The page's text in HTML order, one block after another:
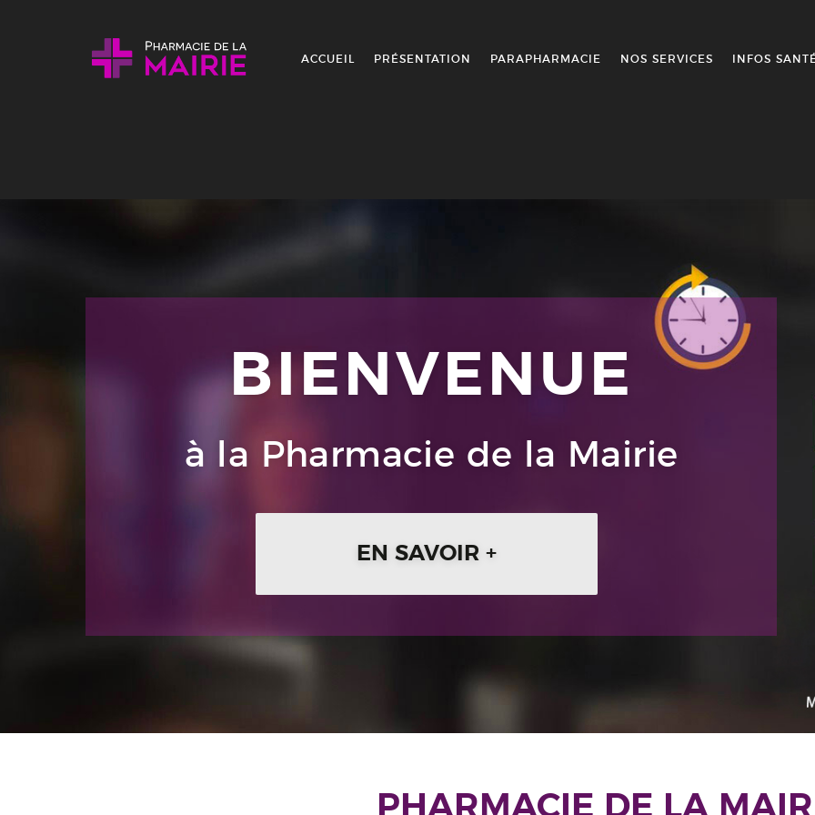
ACCUEIL PRÉSENTATION PARAPHARMACIE NOS SERVICES INFOS
BIENVENUE
à la Pharmacie de la Mairie
EN SAVOIR +
PHARMACIE DE LA